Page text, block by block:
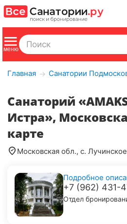
Главная → Санатории
Санаторий
Истра»,
карте
Московская обл., с.
Подробное
+7 (962) 431-
Отдел